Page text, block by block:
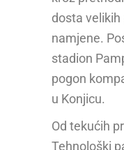
dosta
namjene.
stadion
pogon
u Konjicu.
Od tekućih
Tehnološki